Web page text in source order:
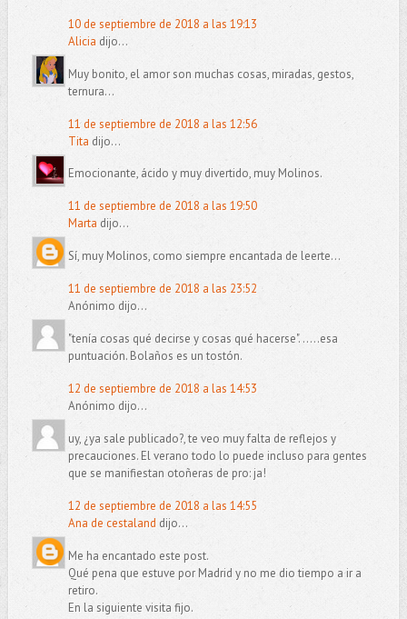
10 de septiembre de 2018 a las 19:13
Alicia dijo...
Muy bonito, el amor son muchas cosas, miradas, gestos,
ternura...
11 de septiembre de 2018 a las 12:56
Tita dijo...
Emocionante, ácido y muy divertido, muy Molinos.
11 de septiembre de 2018 a las 19:50
Marta dijo...
Sí, muy Molinos, como siempre encantada de leerte...
11 de septiembre de 2018 a las 23:52
Anónimo dijo...
"tenía cosas qué decirse y cosas qué hacerse". .....esa
puntuación. Bolaños es un tostón.
12 de septiembre de 2018 a las 14:53
Anónimo dijo...
uy, ¿ya sale publicado?, te veo muy falta de reflejos y
precauciones. El verano todo lo puede incluso para gentes
que se manifiestan otoñeras de pro: ja!
12 de septiembre de 2018 a las 14:55
Ana de cestaland dijo...
Me ha encantado este post.
Qué pena que estuve por Madrid y no me dio tiempo a ir a
retiro.
En la siguiente visita fijo.